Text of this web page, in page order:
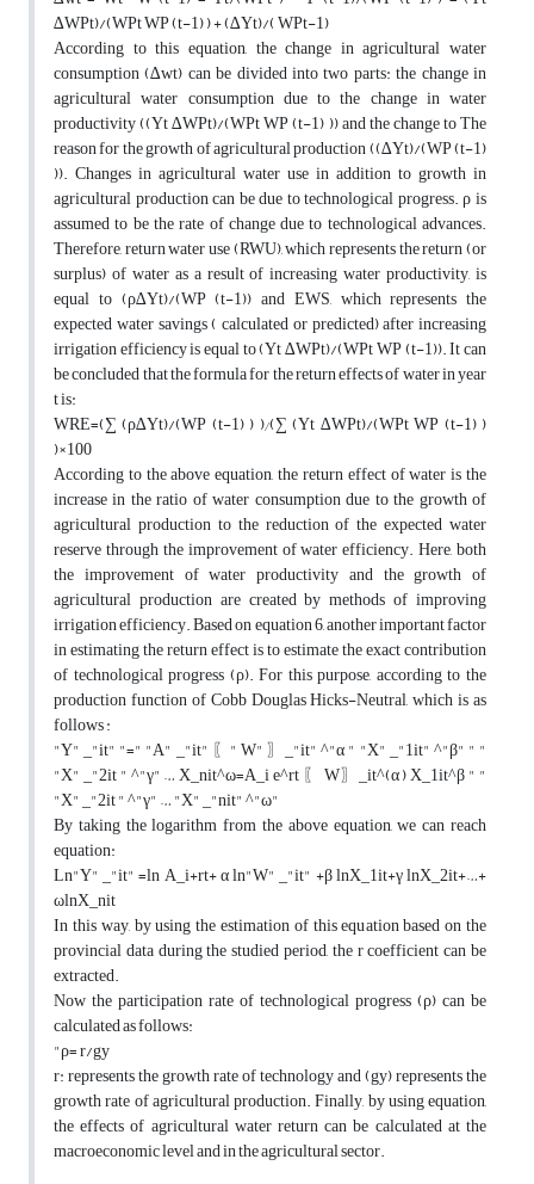
∆WPt)/(WPt WP (t-1) ) + (∆Yt)/( WPt-1)
According to this equation, the change in agricultural water
consumption (∆wt) can be divided into two parts: the change in
agricultural water consumption due to the change in water
productivity ((Yt ∆WPt)/(WPt WP (t-1) )) and the change to The
reason for the growth of agricultural production ((∆Yt)/(WP (t-1)
)). Changes in agricultural water use in addition to growth in
agricultural production can be due to technological progress. ρ is
assumed to be the rate of change due to technological advances.
Therefore, return water use (RWU), which represents the return (or
surplus) of water as a result of increasing water productivity, is
equal to (ρ∆Yt)/(WP (t-1)) and EWS, which represents the
expected water savings ( calculated or predicted) after increasing
irrigation efficiency is equal to (Yt ∆WPt)/(WPt WP (t-1)). It can
be concluded that the formula for the return effects of water in year
t is:
WRE=(∑ (ρ∆Yt)/(WP (t-1) ) )⁄(∑ (Yt ∆WPt)/(WPt WP (t-1) )
)×100
According to the above equation, the return effect of water is the
increase in the ratio of water consumption due to the growth of
agricultural production to the reduction of the expected water
reserve through the improvement of water efficiency. Here, both
the improvement of water productivity and the growth of
agricultural production are created by methods of improving
irrigation efficiency. Based on equation 6, another important factor
in estimating the return effect is to estimate the exact contribution
of technological progress (ρ). For this purpose, according to the
production function of Cobb Douglas Hicks-Neutral, which is as
follows :
"Y" _"it" "=" "A" _"it" 〖" W" 〗_"it" ^"α " "X" _"1it" ^"β" " "
"X" _"2it " ^"γ" … X_nit^ω=A_i e^rt 〖 W〗_it^(α ) X_1it^β " "
"X" _"2it " ^"γ" … "X" _"nit" ^"ω"
By taking the logarithm from the above equation, we can reach
equation:
Ln"Y" _"it" =ln A_i+rt+ α ln"W" _"it" +β lnX_1it+γ lnX_2it+…+
ωlnX_nit
In this way, by using the estimation of this equation based on the
provincial data during the studied period, the r coefficient can be
extracted.
Now the participation rate of technological progress (ρ) can be
calculated as follows:
"ρ= r/gy
r: represents the growth rate of technology and (gy) represents the
growth rate of agricultural production. Finally, by using equation,
the effects of agricultural water return can be calculated at the
macroeconomic level and in the agricultural sector.